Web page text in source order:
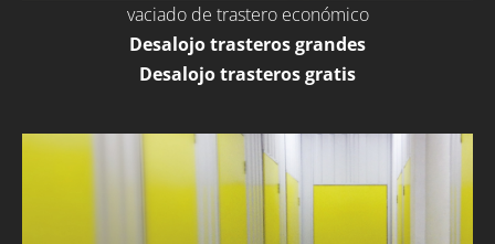
vaciado de trastero económico
Desalojo trasteros grandes
Desalojo trasteros gratis